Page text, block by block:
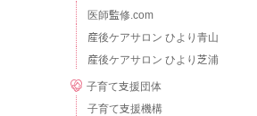
医師監修.com
産後ケアサロン ひより青山
産後ケアサロン ひより芝浦
子育て支援団体
子育て支援機構